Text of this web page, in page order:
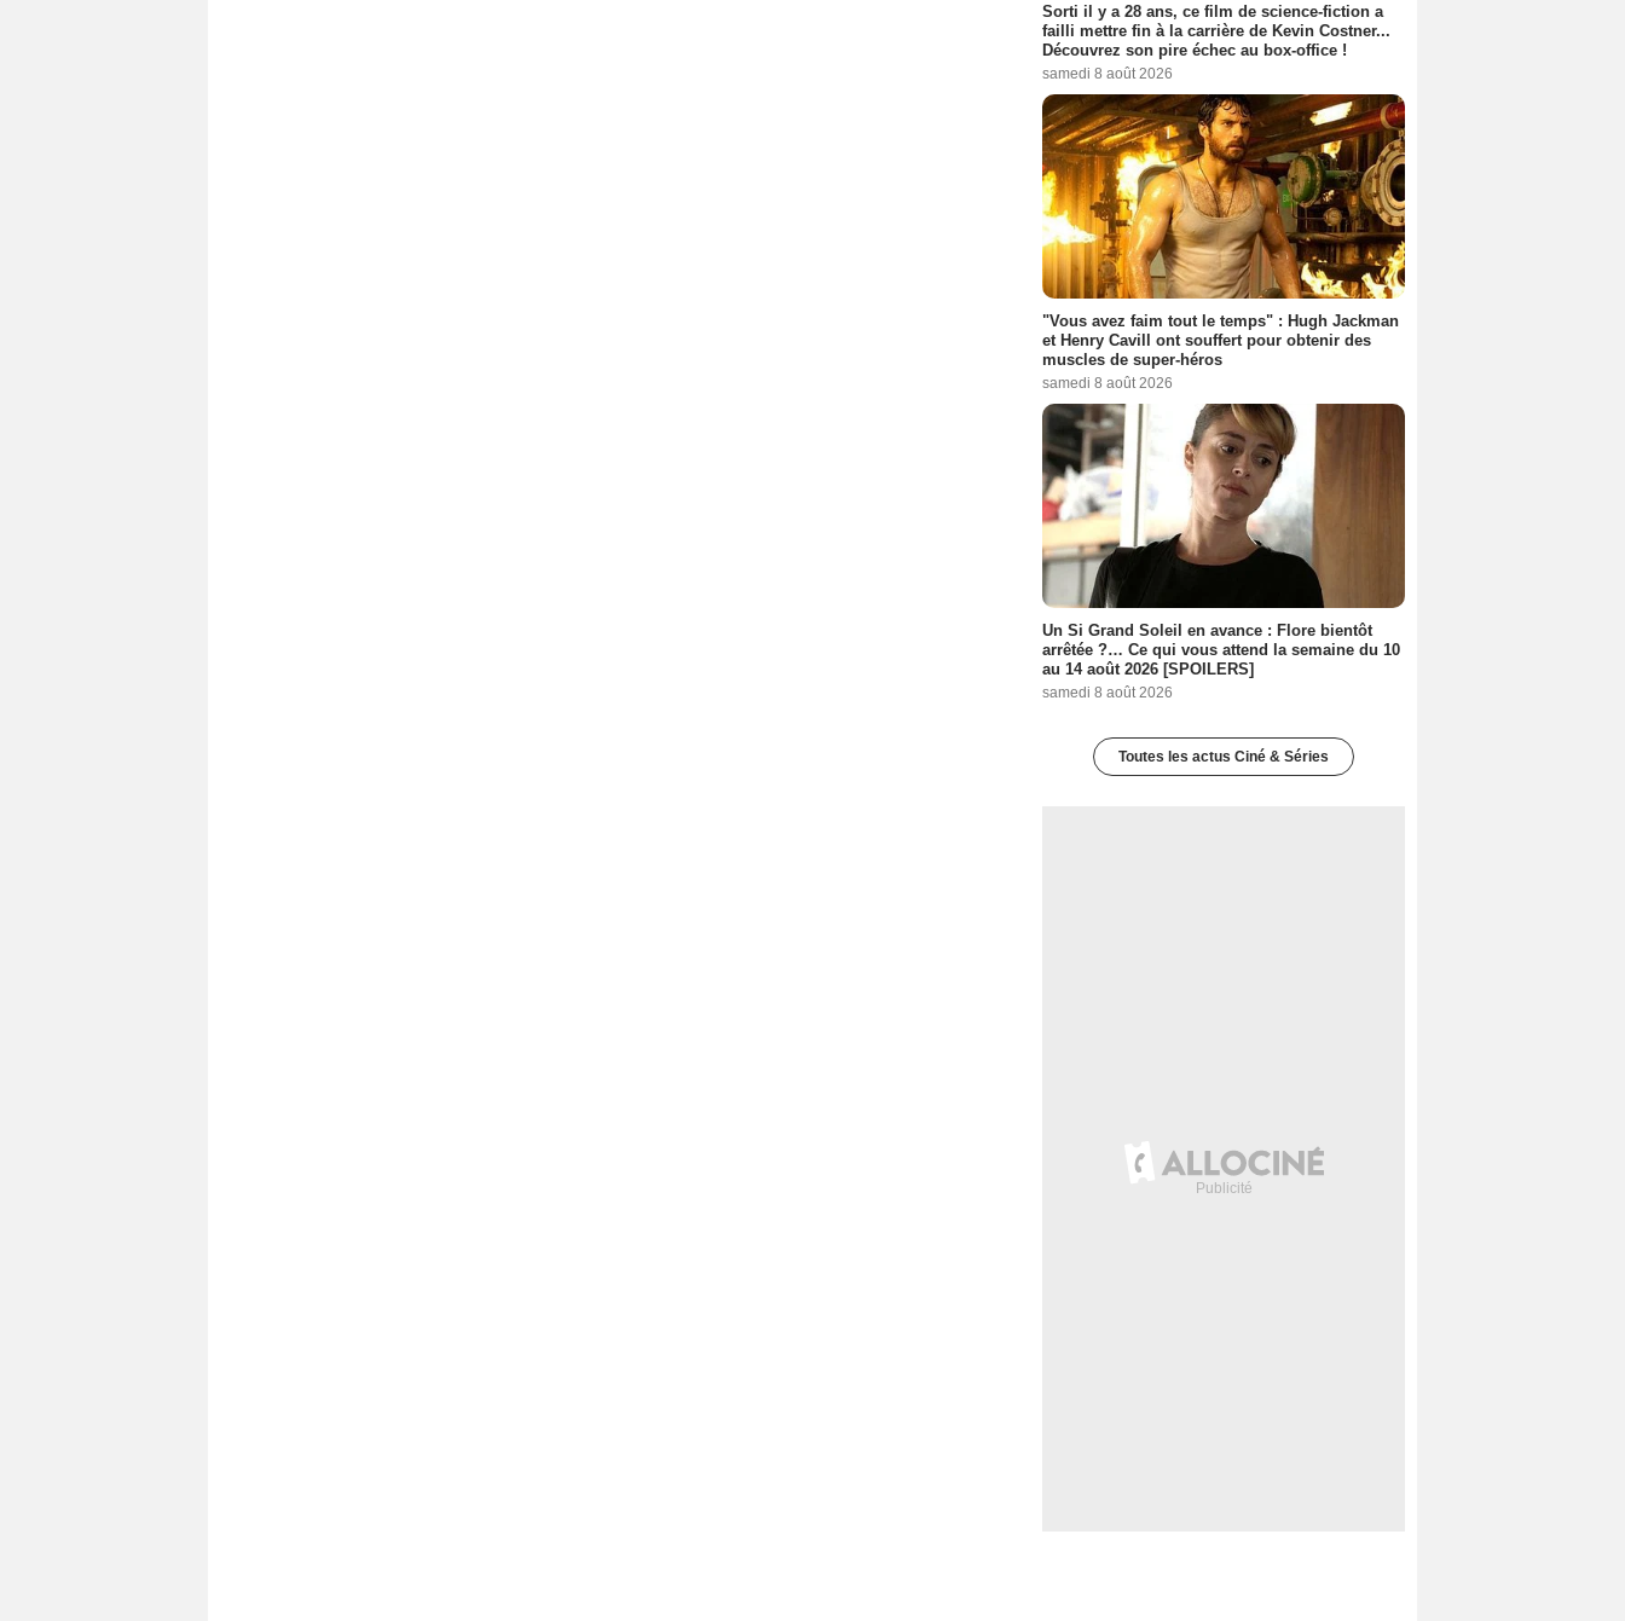
Sorti il y a 28 ans, ce film de science-fiction a
failli mettre fin à la carrière de Kevin Costner...
Découvrez son pire échec au box-office !
samedi 8 août 2026
"Vous avez faim tout le temps" : Hugh Jackman
et Henry Cavill ont souffert pour obtenir des
muscles de super-héros
samedi 8 août 2026
Un Si Grand Soleil en avance : Flore bientôt
arrêtée ?… Ce qui vous attend la semaine du 10
au 14 août 2026 [SPOILERS]
samedi 8 août 2026
Toutes les actus Ciné & Séries